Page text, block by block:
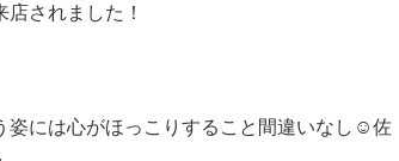
店されました！
姿には心がほっこりすること間違いなし☺️佐